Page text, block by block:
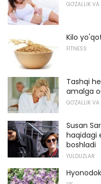
GO'ZALLIK VA
Kilo
FITNESS
Tashqi
amalga
GO'ZALLIK VA
Susan
haqidagi
boshladi
YULDUZLAR